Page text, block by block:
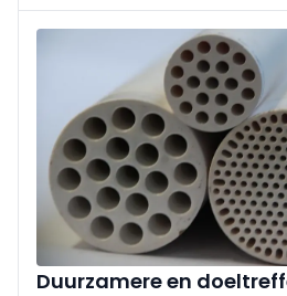
A-membranes zal deze
technologie nu
potentieel is er om ...
Duurzamere en